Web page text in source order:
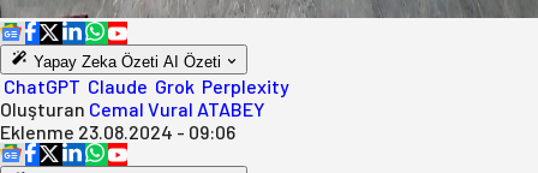
Yapay Zeka Özeti AI Özeti
ChatGPT Claude Grok Perplexity
Oluşturan Cemal Vural ATABEY
Eklenme 23.08.2024 - 09:06